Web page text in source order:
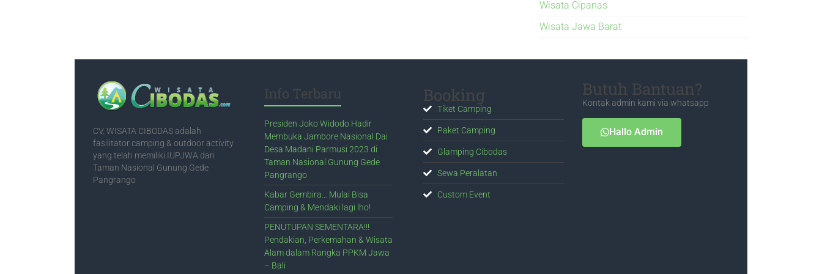
Wisata Cipanas
Wisata Jawa Barat
CV. WISATA CIBODAS adalah
fasilitator camping & outdoor activity
yang telah memiliki IUPJWA dari
Taman Nasional Gunung Gede
Pangrango
Info Terbaru
Presiden Joko Widodo Hadir
Membuka Jambore Nasional Dai
Desa Madani Parmusi 2023 di
Taman Nasional Gunung Gede
Pangrango
Kabar Gembira… Mulai Bisa
Camping & Mendaki lagi lho!
PENUTUPAN SEMENTARA!!!
Pendakian, Perkemahan & Wisata
Alam dalam Rangka PPKM Jawa
– Bali
Booking
Tiket Camping
Paket Camping
Glamping Cibodas
Sewa Peralatan
Custom Event
Butuh Bantuan?
Kontak admin kami via whatsapp
Hallo Admin